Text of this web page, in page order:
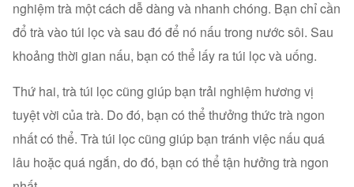
nghiệm trà một cách dễ dàng và nhanh chóng. Bạn chỉ cần
đổ trà vào túi lọc và sau đó để nó nấu trong nước sôi. Sau
khoảng thời gian nấu, bạn có thể lấy ra túi lọc và uống.
Thứ hai, trà túi lọc cũng giúp bạn trải nghiệm hương vị
tuyệt vời của trà. Do đó, bạn có thể thưởng thức trà ngon
nhất có thể. Trà túi lọc cũng giúp bạn tránh việc nấu quá
lâu hoặc quá ngắn, do đó, bạn có thể tận hưởng trà ngon